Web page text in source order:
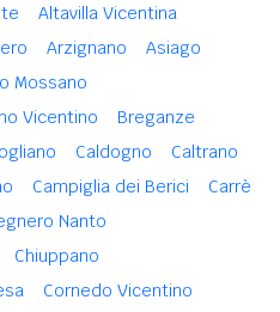
Altavilla Vicentina
Arzignano
Asiago
Mossano
Vicentino
Breganze
Caldogno
Caltrano
Campiglia dei Berici
Carrè
Nanto
Chiuppano
Cornedo Vicentino